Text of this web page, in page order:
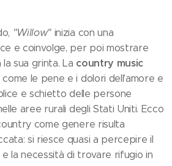
"Willow" inizia con una
e coinvolge, per poi mostrare
sua grinta. La country music
le pene e i dolori dell'amore e
e schietto delle persone
aree rurali degli Stati Uniti. Ecco
come genere risulta
si riesce quasi a percepire il
e la necessità di trovare rifugio in